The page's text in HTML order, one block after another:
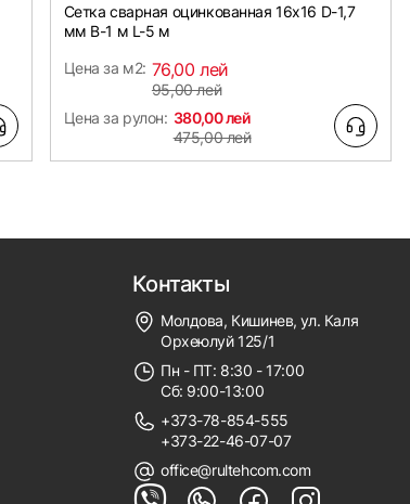
Сетка сварная оцинкованная 16х16 D-1,7
мм B-1 м L-5 м
Цена за м2: 76,00 лей
95,00 лей
Цена за рулон: 380,00 лей
475,00 лей
Контакты
Молдова, Кишинев, ул. Каля
Орхеюлуй 125/1
Пн - ПТ: 8:30 - 17:00
Сб: 9:00-13:00
+373-78-854-555
+373-22-46-07-07
office@rultehcom.com